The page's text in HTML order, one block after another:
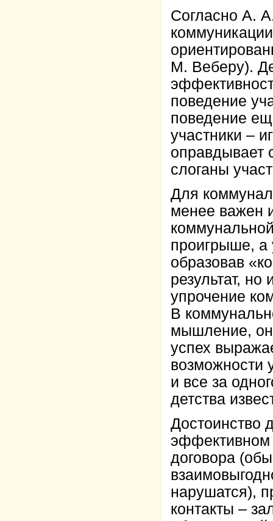
Согласно А.
М. Веберу).
поведение
поведение
участники –
оправдывает
слоганы
Для
менее важен
проигрыше, а
образовав
результат,
упрочение
В
мышление,
успех
возможности
и все за
детства
Достоинство
эффективном
договора
нарушатся),
контакты –